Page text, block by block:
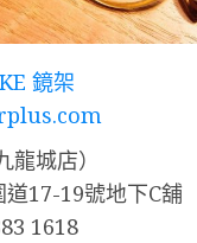
鏡架
城店）
17-19號地下C舖
1618